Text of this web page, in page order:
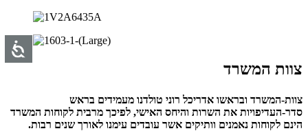
צוות המשרד
צוות-המשרד ובראשו אדריכל רוני טולדנו מעמידים בראש
סדר-העדיפויות את השרות והיחס האישי, לפיכך מרבית לקוחות המשרד
הינם לקוחות נאמנים וותיקים אשר עובדים עימנו לאורך שנים רבות.